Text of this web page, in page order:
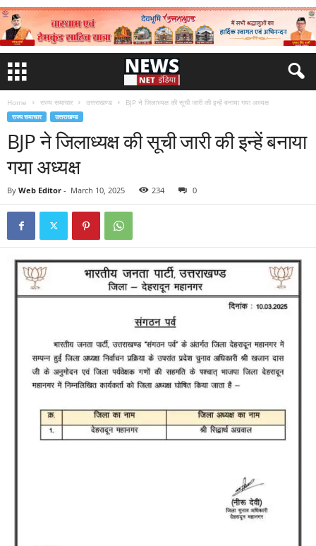
Home राज्य समाचार उत्तराखण्ड BJP ने जिलाध्यक्ष की सूची जारी की इन्हें बनाया गया अध्यक्ष
राज्य समाचार उत्तराखण्ड
BJP ने जिलाध्यक्ष की सूची जारी की इन्हें बनाया
गया अध्यक्ष
By Web Editor - March 10, 2025 234 0